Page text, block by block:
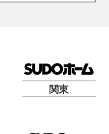
関東